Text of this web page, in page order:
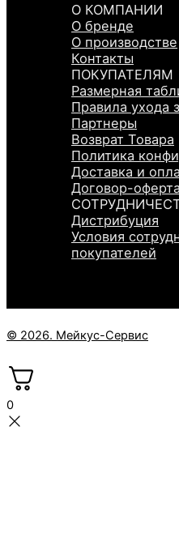
О КОМПАНИИ
О бренде
О производстве
Контакты
ПОКУПАТЕЛЯМ
Размерная
Правила ухода
Партнеры
Возврат Товара
Политика
Доставка и
Договор-оферта
Дистрибуция
Условия
покупателей
© 2026. Мейкус-Сервис
0